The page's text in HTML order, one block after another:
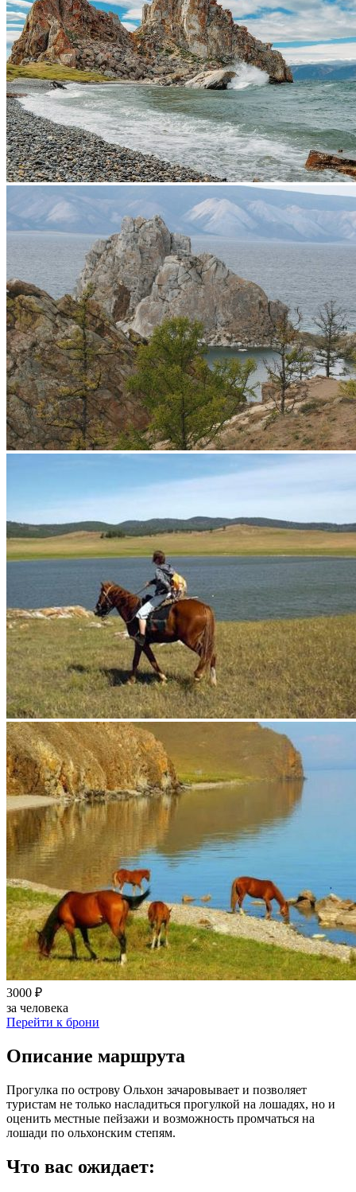
3000 ₽
за человека
Перейти к брони
Описание маршрута
Прогулка по острову Ольхон зачаровывает и позволяет
туристам не только насладиться прогулкой на лошадях, но и
оценить местные пейзажи и возможность промчаться на
лошади по ольхонским степям.
Что вас ожидает: